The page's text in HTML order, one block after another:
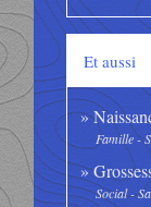
Et aussi
Famille -
Social -